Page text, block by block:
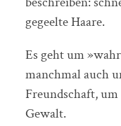
gegeelte Haare.
Es geht um
manchmal auch
Freundschaft,
Gewalt.